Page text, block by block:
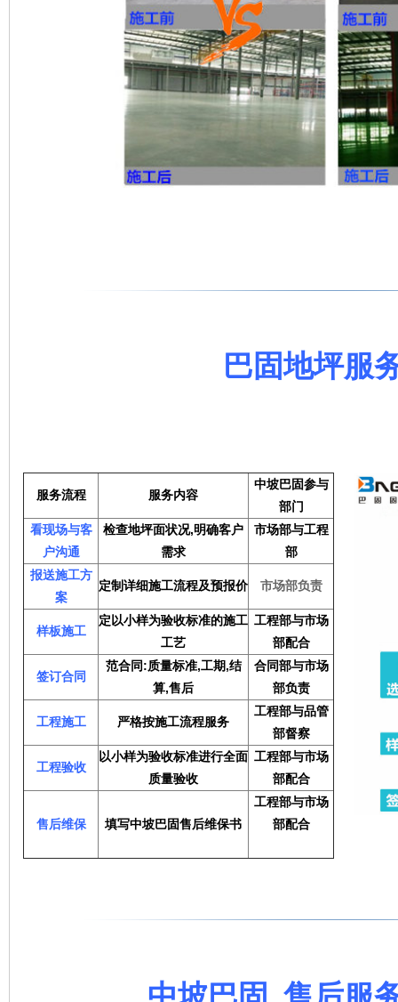
巴固地坪服
服务流程 服务内容
中坡巴固参与
部门
看现场与客
户沟通
检查地坪面状况,明确客户
需求
市场部与工程
部
报送施工方
案
定制详细施工流程及预报价 市场部负责
样板施工
定以小样为验收标准的施工
工艺
工程部与市场
部配合
签订合同
范合同:质量标准,工期,结
算,售后
合同部与市场
部负责
工程施工 严格按施工流程服务
工程部与品管
部督察
工程验收
以小样为验收标准进行全面
质量验收
工程部与市场
部配合
售后维保 填写中坡巴固售后维保书
工程部与市场
部配合